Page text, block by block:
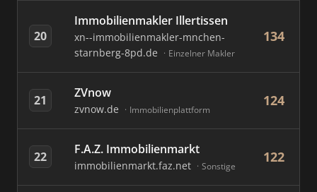
20
Immobilienmakler Illertissen
xn--immobilienmakler-mnchen-
starnberg-8pd.de
Einzelner Makler
134
21 ZVnow
zvnow.de Immobilienplattform
124
22 F.A.Z. Immobilienmarkt
immobilienmarkt.faz.net Sonstige
122